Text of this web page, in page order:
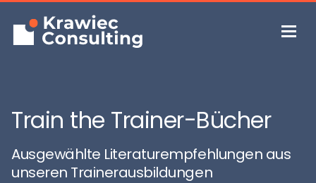
Train the Trainer-Bücher
Ausgewählte Literaturempfehlungen aus
unseren Trainerausbildungen